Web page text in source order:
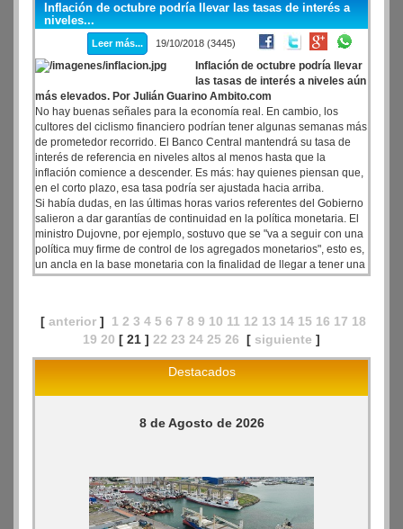
Inflación de octubre podría llevar las tasas de interés a
niveles...
Leer más... 19/10/2018 (3445)
Inflación de octubre podría llevar
las tasas de interés a niveles aún
más elevados. Por Julián Guarino Ambito.com
No hay buenas señales para la economía real. En cambio, los
cultores del ciclismo financiero podrían tener algunas semanas más
de prometedor recorrido. El Banco Central mantendrá su tasa de
interés de referencia en niveles altos al menos hasta que la
inflación comience a descender. Es más: hay quienes piensan que,
en el corto plazo, esa tasa podría ser ajustada hacia arriba.
Si había dudas, en las últimas horas varios referentes del Gobierno
salieron a dar garantías de continuidad en la política monetaria. El
ministro Dujovne, por ejemplo, sostuvo que se "va a seguir con una
política muy firme de control de los agregados monetarios", esto es,
un ancla en la base monetaria con la finalidad de llegar a tener una
inflación "sustantivamente más baja".
[ anterior ] 1 2 3 4 5 6 7 8 9 10 11 12 13 14 15 16 17 18
19 20 [ 21 ] 22 23 24 25 26 [ siguiente ]
Destacados
8 de Agosto de 2026